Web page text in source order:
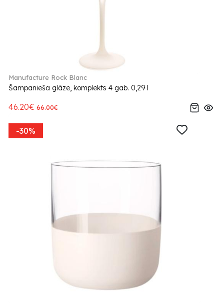
Manufacture Rock Blanc
Šampanieša glāze, komplekts 4 gab. 0,29 l
46.20€ 66.00€
-30%